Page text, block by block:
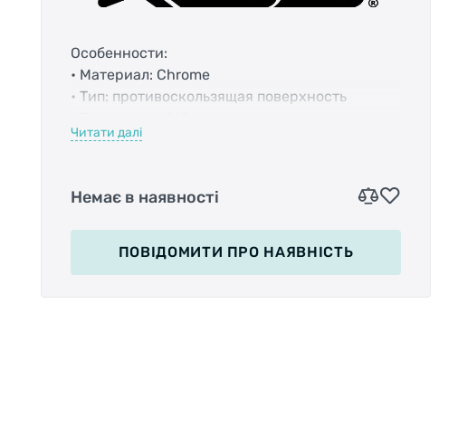
Особенности:
• Материал: Chrome
• Тип: противоскользящая поверхность
• Цвет: серебристый
Читати далі
Немає в наявності
ПОВІДОМИТИ ПРО НАЯВНІСТЬ